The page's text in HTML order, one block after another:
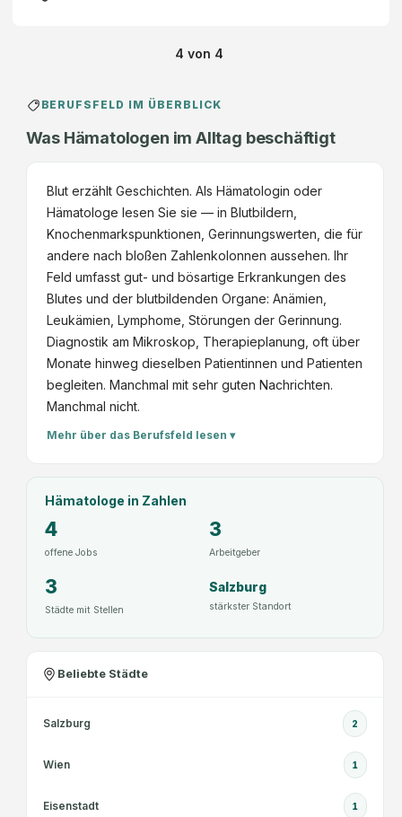
4 von 4
BERUFSFELD IM ÜBERBLICK
Was Hämatologen im Alltag beschäftigt
Blut erzählt Geschichten. Als Hämatologin oder
Hämatologe lesen Sie sie — in Blutbildern,
Knochenmarkspunktionen, Gerinnungswerten, die für
andere nach bloßen Zahlenkolonnen aussehen. Ihr
Feld umfasst gut- und bösartige Erkrankungen des
Blutes und der blutbildenden Organe: Anämien,
Leukämien, Lymphome, Störungen der Gerinnung.
Diagnostik am Mikroskop, Therapieplanung, oft über
Monate hinweg dieselben Patientinnen und Patienten
begleiten. Manchmal mit sehr guten Nachrichten.
Manchmal nicht.
Mehr über das Berufsfeld lesen ▾
Hämatologe in Zahlen
4
offene Jobs
3
Arbeitgeber
3
Städte mit Stellen
Salzburg
stärkster Standort
Beliebte Städte
Salzburg 2
Wien 1
Eisenstadt 1